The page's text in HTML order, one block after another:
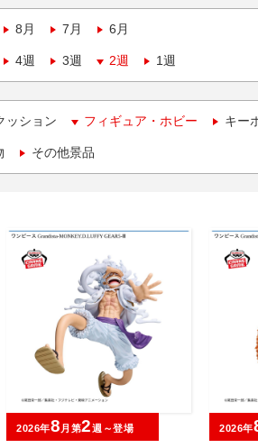
8月 7月 6月
4週 3週 2週 1週
ッション フィギュア・ホビー キー
その他景品
2026年8 月第2週～登場 2026年